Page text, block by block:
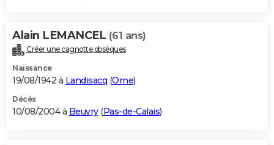
Alain LEMANCEL (61 ans)
Créer une cagnotte obsèques
Naissance
19/08/1942 à Landisacq (Orne)
Décès
10/08/2004 à Beuvry(Pas-de-Calais)